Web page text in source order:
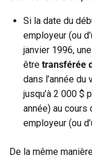
Si la date du
employeur (ou
janvier 1996,
être transférée
dans l’année
jusqu’à 2 000 $
année) au cours
employeur (ou
De la même